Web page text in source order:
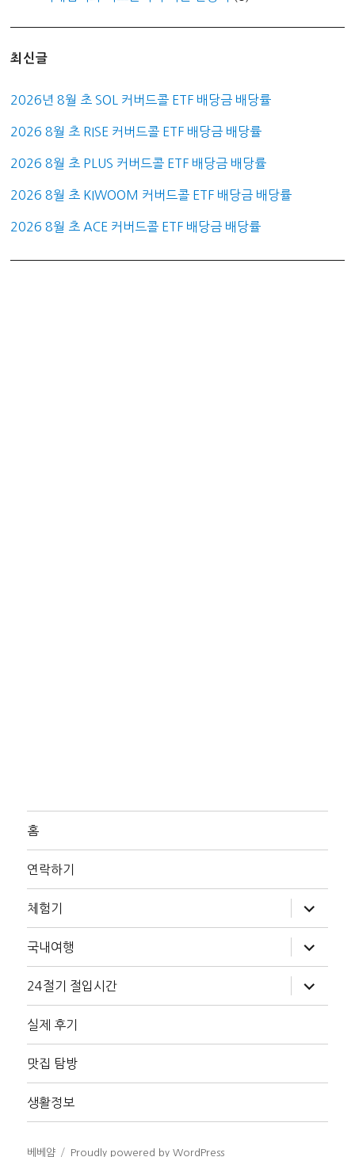
최신글
2026년 8월 초 SOL 커버드콜 ETF 배당금 배당률
2026 8월 초 RISE 커버드콜 ETF 배당금 배당률
2026 8월 초 PLUS 커버드콜 ETF 배당금 배당률
2026 8월 초 KIWOOM 커버드콜 ETF 배당금 배당률
2026 8월 초 ACE 커버드콜 ETF 배당금 배당률
홈
연락하기
체험기
위
메
확
장
국내여행
위
메
확
장
24절기 절입시간
위
메
장
실제 후기
맛집 탐방
생활정보
베베얌 Proudly powered by WordPress